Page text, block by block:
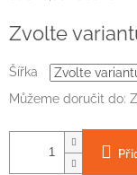
cena:
Zvolte
Šířka
Můžeme doručit do: